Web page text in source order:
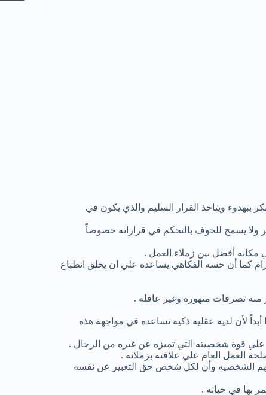
ببهدوء ويتاخذ القرار السليم والذي يكون في
ولا يسمح للخوف بالتحكم في قراراته خصوصاً
أفضل بين زملاء العمل .
كما أن حسه الفكاهي يساعده علي ان يخلق انطباع
تصرفات متهورة وغير عاقله .
لأن لديه عقليه ذكيه تساعده في مواجهة هذه
قوة شخصيته التي تميزه عن غيره من الرجال .
العمل العام علي علاقته بزملائه .
الشخصيه وأن لكل شخص حق التعبير عن نفسه
بها في حياته .